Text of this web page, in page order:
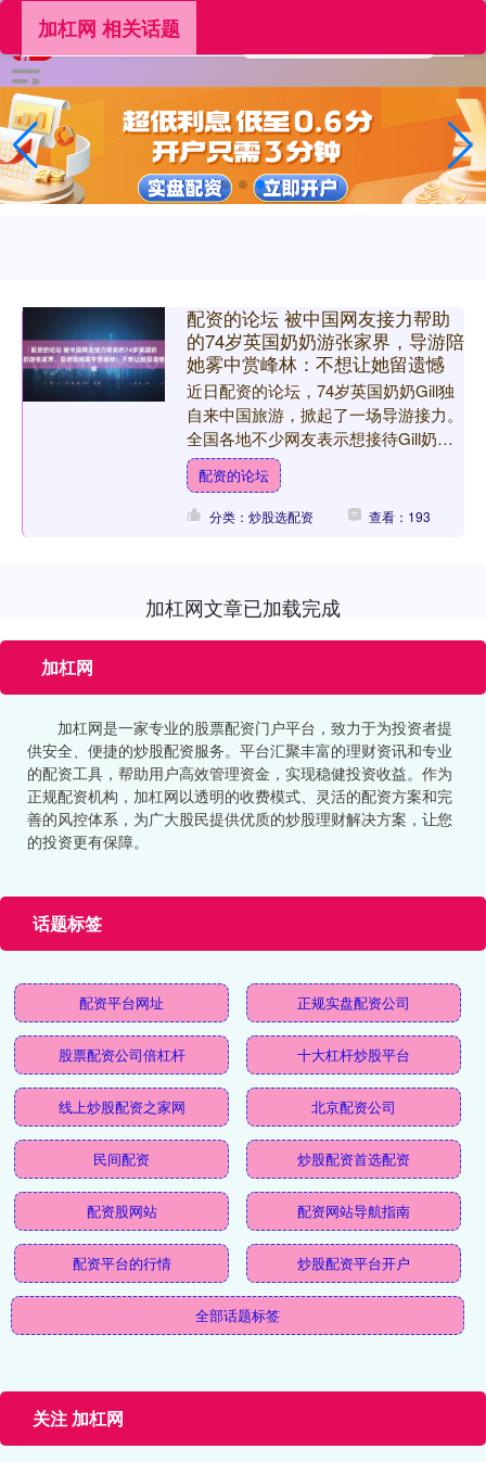
加杠网 相关话题
配资的论坛 被中国网友接力帮助
的74岁英国奶奶游张家界，导游陪
她雾中赏峰林：不想让她留遗憾
近日配资的论坛，74岁英国奶奶Gill独
自来中国旅游，掀起了一场导游接力。
全国各地不少网友表示想接待Gill奶
奶：“如果来了成都请务必告诉我”“上海
我可以的，有....
配资的论坛
分类：炒股选配资 查看：193
加杠网文章已加载完成
加杠网
加杠网是一家专业的股票配资门户平台，致力于为投资者提
供安全、便捷的炒股配资服务。平台汇聚丰富的理财资讯和专业
的配资工具，帮助用户高效管理资金，实现稳健投资收益。作为
正规配资机构，加杠网以透明的收费模式、灵活的配资方案和完
善的风控体系，为广大股民提供优质的炒股理财解决方案，让您
的投资更有保障。
话题标签
配资平台网址 正规实盘配资公司
股票配资公司倍杠杆 十大杠杆炒股平台
线上炒股配资之家网 北京配资公司
民间配资 炒股配资首选配资
配资股网站 配资网站导航指南
配资平台的行情 炒股配资平台开户
全部话题标签
关注 加杠网